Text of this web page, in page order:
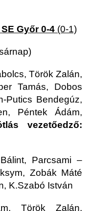
Győr 0-4 (0-1)
Török Zalán,
Tamás, Dobos
Putics Bendegúz,
Péntek Ádám,
vezetőedző:
Parcsami –
Zobák Máté
K.Szabó István
Török Zalán,